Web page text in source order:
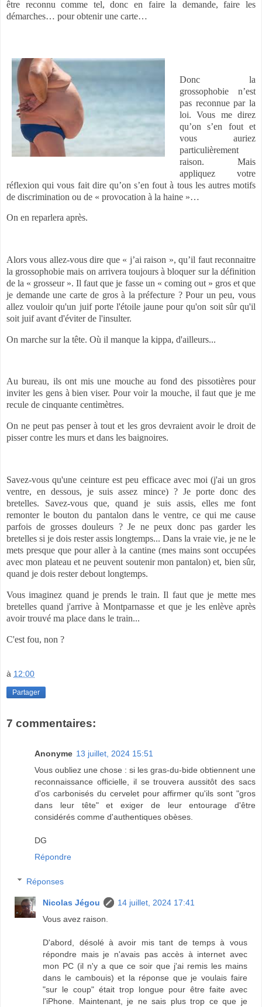
être reconnu comme tel, donc en faire la demande, faire les
démarches… pour obtenir une carte…
Donc la
grossophobie n’est
pas reconnue par la
loi. Vous me direz
qu’on s’en fout et
vous auriez
particulièrement
raison.
Mais
appliquez votre
réflexion qui vous fait dire qu’on s’en fout à tous les autres motifs
de discrimination ou de « provocation à la haine »…
On en reparlera après.
Alors vous allez-vous dire que « j’ai raison », qu’il faut reconnaitre
la grossophobie mais on arrivera toujours à bloquer sur la définition
de la « grosseur ». Il faut que je fasse un « coming out » gros et que
je demande une carte de gros à la préfecture ? Pour un peu, vous
allez vouloir qu'un juif porte l'étoile jaune pour qu'on soit sûr qu'il
soit juif avant d'éviter de l'insulter.
On marche sur la tête. Où il manque la kippa, d'ailleurs...
Au bureau, ils ont mis une mouche au fond des pissotières pour
inviter les gens à bien viser. Pour voir la mouche, il faut que je me
recule de cinquante centimètres.
On ne peut pas penser à tout et les gros devraient avoir le droit de
pisser contre les murs et dans les baignoires.
Savez-vous qu'une ceinture est peu efficace avec moi (j'ai un gros
ventre, en dessous, je suis assez mince) ? Je porte donc des
bretelles. Savez-vous que, quand je suis assis, elles me font
remonter le bouton du pantalon dans le ventre, ce qui me cause
parfois de grosses douleurs ? Je ne peux donc pas garder les
bretelles si je dois rester assis longtemps... Dans la vraie vie, je ne le
mets presque que pour aller à la cantine (mes mains sont occupées
avec mon plateau et ne peuvent soutenir mon pantalon) et, bien sûr,
quand je dois rester debout longtemps.
Vous imaginez quand je prends le train. Il faut que je mette mes
bretelles quand j'arrive à Montparnasse et que je les enlève après
avoir trouvé ma place dans le train...
C'est fou, non ?
à 12:00
Partager
7 commentaires:
Anonyme 13 juillet, 2024 15:51
Vous oubliez une chose : si les gras-du-bide obtiennent une
reconnaissance officielle, il se trouvera aussitôt des sacs
d'os carbonisés du cervelet pour affirmer qu'ils sont "gros
dans leur tête" et exiger de leur entourage d'être
considérés comme d'authentiques obèses.
DG
Répondre
Réponses
Nicolas Jégou
14 juillet, 2024 17:41
Vous avez raison.
D'abord, désolé à avoir mis tant de temps à vous
répondre mais je n'avais pas accès à internet avec
mon PC (il n'y a que ce soir que j'ai remis les mains
dans le cambouis) et la réponse que je voulais faire
"sur le coup" était trop longue pour être faite avec
l'iPhone. Maintenant, je ne sais plus trop ce que je